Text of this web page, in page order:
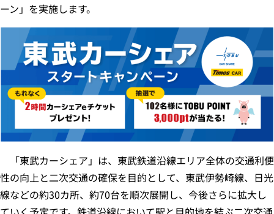
ーン」を実施します。
「東武カーシェア」は、東武鉄道沿線エリア全体の交通利便
性の向上と二次交通の確保を目的として、東武伊勢崎線、日光
線などの約30カ所、約70台を順次展開し、今後さらに拡大し